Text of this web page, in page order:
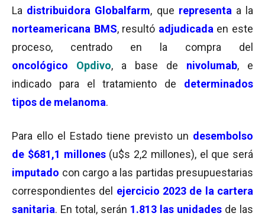
La distribuidora Globalfarm, que representa a la
norteamericana BMS, resultó adjudicada en este
proceso, centrado en la compra del
oncológico
Opdivo, a base de nivolumab, e
indicado para el tratamiento de determinados
tipos de melanoma.
Para ello el Estado tiene previsto un desembolso
de $681,1 millones (u$s 2,2 millones), el que será
imputado con cargo a las partidas presupuestarias
correspondientes del ejercicio 2023 de la cartera
sanitaria. En total, serán 1.813 las unidades de las